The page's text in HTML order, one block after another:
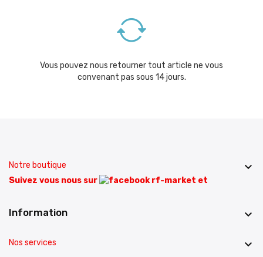
Vous pouvez nous retourner tout article ne vous
convenant pas sous 14 jours.
Notre boutique 
Suivez vous nous sur et
Information 
Nos services 